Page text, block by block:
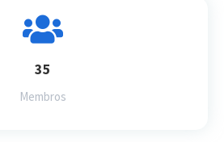
35
Membros